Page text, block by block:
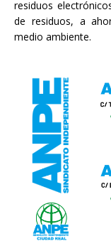
residuos
de residuos, a
medio ambiente.